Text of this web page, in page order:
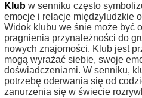
Klub w senniku często
emocje i relacje międzyludzkie
Widok klubu we śnie może być
pragnienia przynależności do
nowych znajomości. Klub jest
mogą wyrażać siebie, swoje
doświadczeniami. W senniku,
potrzebę oderwania się od
zanurzenia się w świecie